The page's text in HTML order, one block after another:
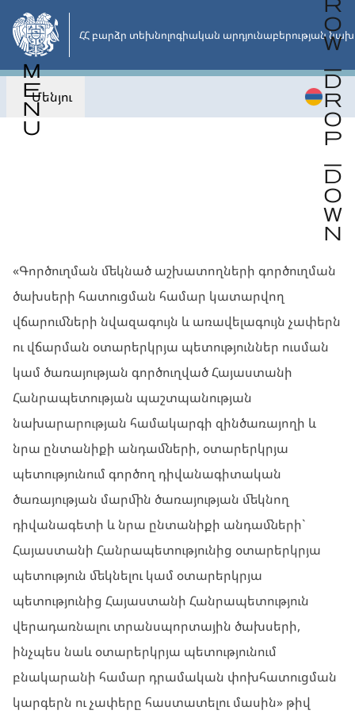
Անցնել
հիմնական
բովանդակությանը
ՀՀ բարձր տեխնոլոգիական արդյունաբերության
Մենյու
«Գործուղման մեկնած աշխատողների գործուղման
ծախսերի հատուցման համար կատարվող
վճարումների նվազագույն և առավելագույն չափերն
ու վճարման օտարերկրյա պետություններ ուսման
կամ ծառայության գործուղված Հայաստանի
Հանրապետության պաշտպանության
նախարարության համակարգի զինծառայողի և
նրա ընտանիքի անդամների, օտարերկրյա
պետությունում գործող դիվանագիտական
ծառայության մարմին ծառայության մեկնող
դիվանագետի և նրա ընտանիքի անդամների`
Հայաստանի Հանրապետությունից օտարերկրյա
պետություն մեկնելու կամ օտարերկրյա
պետությունից Հայաստանի Հանրապետություն
վերադառնալու տրանսպորտային ծախսերի,
ինչպես նաև օտարերկրյա պետությունում
բնակարանի համար դրամական փոխհատուցման
կարգերն ու չափերը հաստատելու մասին» թիվ